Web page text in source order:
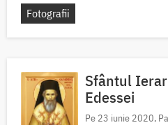
Fotografii
Sfântul
Edessei
Pe 23 iunie 2020,